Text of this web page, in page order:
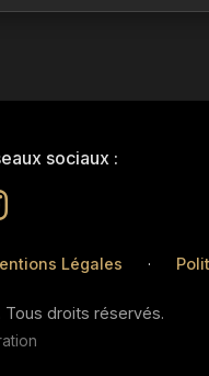
tout en cultivant
qui souhaitent
rigueur
ni surcharger le
sociaux :
Légales ·
Tous droits réservés.